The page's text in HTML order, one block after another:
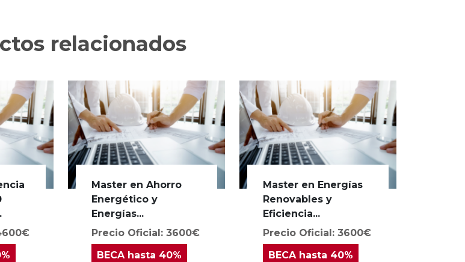
relacionados
Master en Ahorro
Energético y
Energías...
Precio Oficial: 3600€
BECAhasta 40%
Master en Energías
Renovables y
Eficiencia...
Precio Oficial: 3600€
BECAhasta 40%